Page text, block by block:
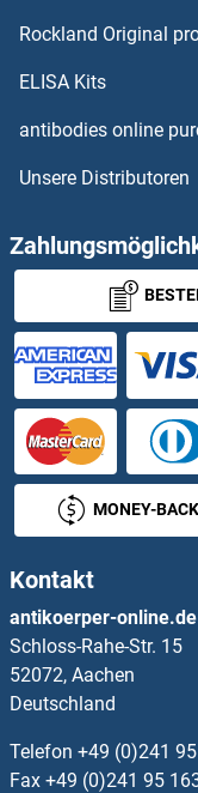
CTNS Antikörper
CTP Synthase
CTPS2 Antikörper
CTR9 Antikörper
CTRB1 Antikörper
CTRP5 Antikörper
CTRP6 Antikörper
CTRP7 Antikörper
CTSA Antikörper
CTSC Antikörper
CTSO Antikörper
CTTNBP2 Antikörper
Rockland Original
ELISA Kits
antibodies online
Unsere Distributoren
MONEY-
Kontakt
antikoerper-online.de
Schloss-Rahe-Str. 15
52072, Aachen
Deutschland
Telefon +49 (0)241
Fax +49 (0)241 95